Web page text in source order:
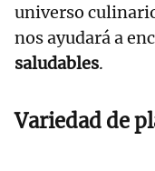
universo
nos ayudará a
saludables.
Variedad de